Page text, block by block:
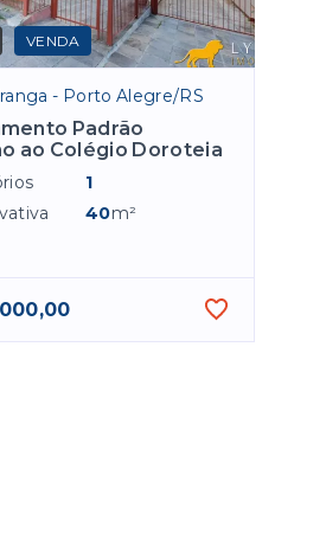
VENDA
- Porto Alegre/RS
Padrão
ao Colégio Doroteia
1
40m²